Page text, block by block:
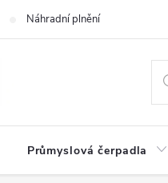
Náhradní plnění
Průmyslová čerpadla